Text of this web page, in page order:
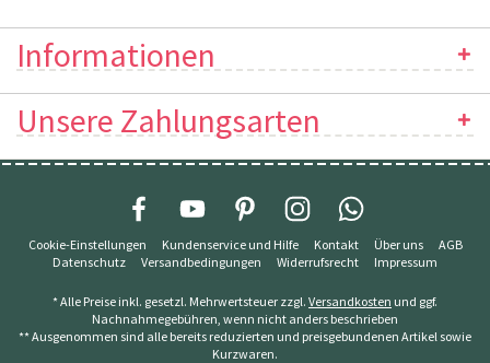
Informationen
Unsere Zahlungsarten
Cookie-Einstellungen Kundenservice und Hilfe Kontakt Über uns
AGB
Datenschutz
Versandbedingungen Widerrufsrecht Impressum
* Alle Preise inkl. gesetzl. Mehrwertsteuer zzgl. Versandkosten und ggf.
Nachnahmegebühren, wenn nicht anders beschrieben
** Ausgenommen sind alle bereits reduzierten und preisgebundenen Artikel sowie
Kurzwaren.